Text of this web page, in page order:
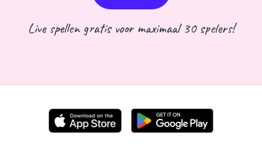
Live spellen gratis voor maximaal 30 spelers!